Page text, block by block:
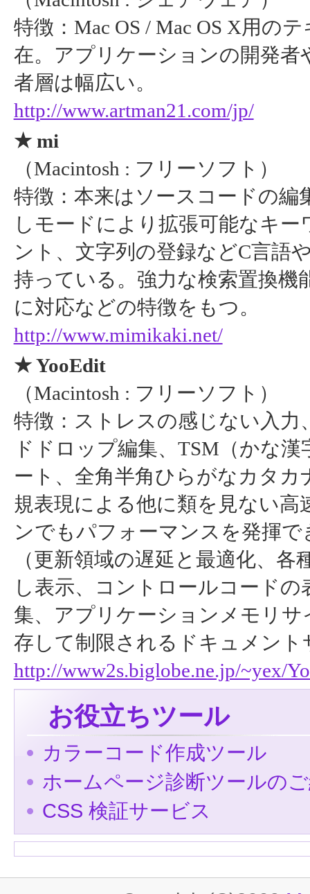
特徴：Mac OS / Mac OS X用の
在。アプリケーションの開発者
者層は幅広い。
http://www.artman21.com/jp/
★ mi
（Macintosh : フリーソフト）
特徴：本来はソースコードの編
しモードにより拡張可能なキ
ント、文字列の登録などC言語
持っている。強力な検索置換機
に対応などの特徴をもつ。
http://www.mimikaki.net/
★ YooEdit
（Macintosh : フリーソフト）
特徴：ストレスの感じない入
ドドロップ編集、TSM（かな
ート、全角半角ひらがなカタ
規表現による他に類を見ない
ンでもパフォーマンスを発揮
（更新領域の遅延と最適化、
し表示、コントロールコード
集、アプリケーションメモリ
存して制限されるドキュメン
http://www2s.biglobe.ne.jp/~yex/
お役立ちツール
カラーコード作成ツール
ホームページ診断ツールの
CSS 検証サービス